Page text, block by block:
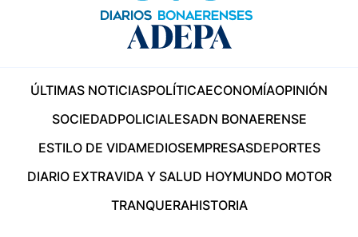
ÚLTIMAS NOTICIASPOLÍTICAECONOMÍAOPINIÓN
SOCIEDADPOLICIALESADN BONAERENSE
ESTILO DE VIDAMEDIOSEMPRESASDEPORTES
DIARIO EXTRAVIDA Y SALUD HOYMUNDO MOTOR
TRANQUERAHISTORIA